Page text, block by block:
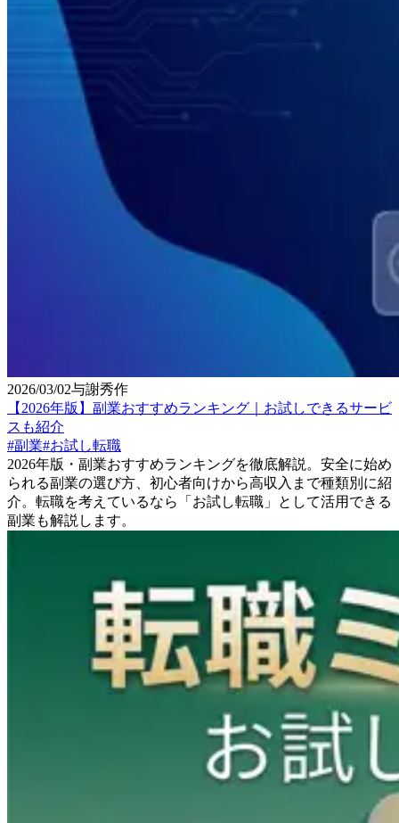
2026/03/02与謝秀作
【2026年版】副業おすすめランキング｜お試しできるサービ
スも紹介
#副業#お試し転職
2026年版・副業おすすめランキングを徹底解説。安全に始め
られる副業の選び方、初心者向けから高収入まで種類別に紹
介。転職を考えているなら「お試し転職」として活用できる
副業も解説します。